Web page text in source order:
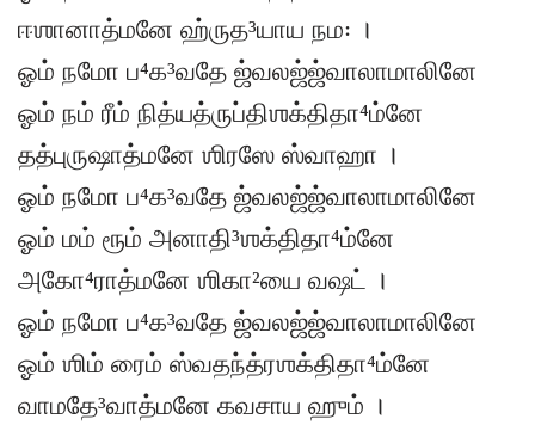
ஈஶானாத்மனே ஹ்ருத³யாய நம꞉ ।
ஓம் நமோ ப⁴க³வதே ஜ்வலஜ்ஜ்வாலாமாலினே
ஓம் நம் ரீம் நித்யத்ருப்திஶக்திதா⁴ம்னே
தத்புருஷாத்மனே ஶிரஸே ஸ்வாஹா ।
ஓம் நமோ ப⁴க³வதே ஜ்வலஜ்ஜ்வாலாமாலினே
ஓம் மம் ரூம் அனாதி³ஶக்திதா⁴ம்னே
அகோ⁴ராத்மனே ஶிகா²யை வஷட் ।
ஓம் நமோ ப⁴க³வதே ஜ்வலஜ்ஜ்வாலாமாலினே
ஓம் ஶிம் ரைம் ஸ்வதந்த்ரஶக்திதா⁴ம்னே
வாமதே³வாத்மனே கவசாய ஹும் ।